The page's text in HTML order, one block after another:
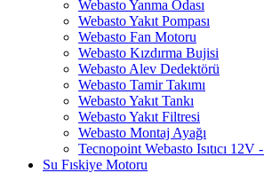
Webasto Yanma Odası
Webasto Yakıt Pompası
Webasto Fan Motoru
Webasto Kızdırma Bujisi
Webasto Alev Dedektörü
Webasto Tamir Takımı
Webasto Yakıt Tankı
Webasto Yakıt Filtresi
Webasto Montaj Ayağı
Tecnopoint Webasto Isıtıcı 12V
Su Fıskiye Motoru